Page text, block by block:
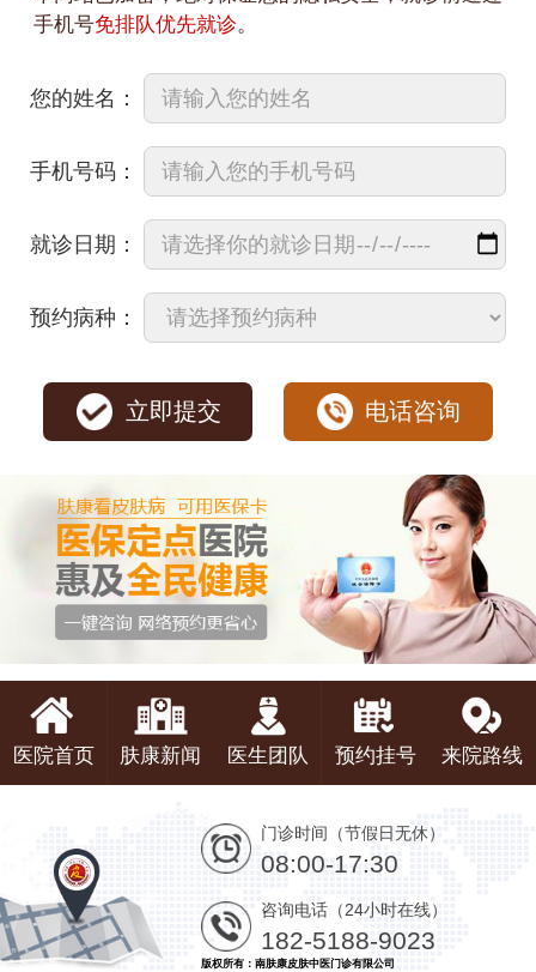
手机号免排队优先就诊。
您的姓名：
手机号码：
就诊日期：
预约病种：
立即提交 电话咨询
医院首页 肤康新闻 医生团队 预约挂号 来院路线
门诊时间（节假日无休）
08:00-17:30
咨询电话（24小时在线）
182-5188-9023
版权所有：南肤康皮肤中医门诊有限公司